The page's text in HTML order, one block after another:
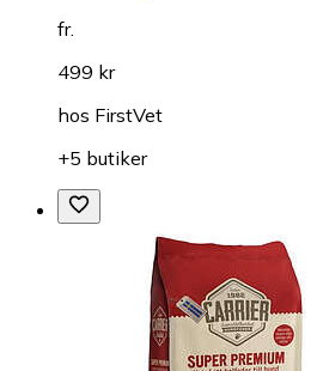
fr.
499 kr
hos FirstVet
+5 butiker